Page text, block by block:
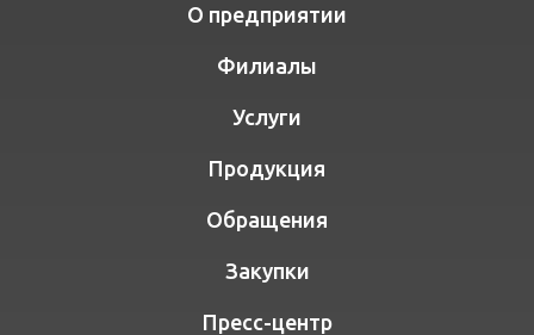
О предприятии
Филиалы
Услуги
Продукция
Обращения
Закупки
Пресс-центр